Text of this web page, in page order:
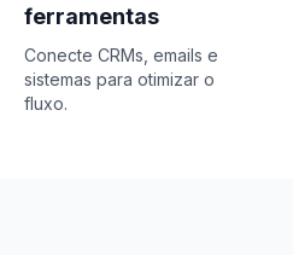
ferramentas
Conecte CRMs, emails e
sistemas para otimizar o
fluxo.